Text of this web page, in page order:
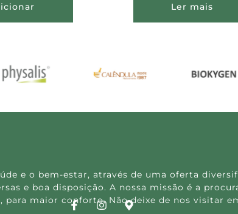
Ler mais
e o bem-estar, através de uma oferta
e boa disposição. A nossa missão é a
maior conforto. Não deixe de nos visitar